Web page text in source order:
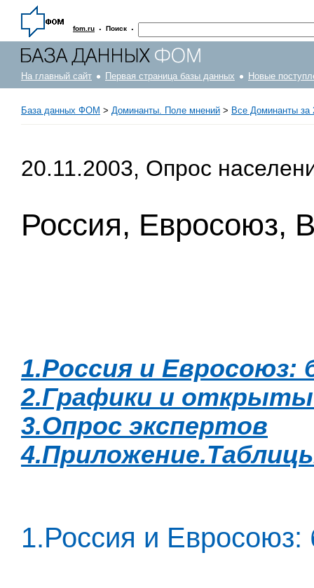
fom.ru · Поиск ·
На главный сайт Первая страница базы данных Новые
База данных ФОМ > Доминанты. Поле мнений > Все Доминанты за
20.11.2003, Опрос
Россия, Евросоюз,
1.Россия и Евросоюз:
2.Графики и
3.Опрос экспертов
1.Россия и Евросоюз: